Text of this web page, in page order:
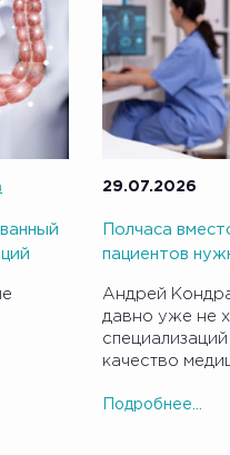
29.07.2026
Полчаса
пациентов
Андрей
давно уже не
качество
Подробнее...